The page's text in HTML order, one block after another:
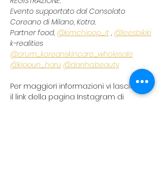
Evento supportato dal Consolato
Coreano di Milano, Kotra.
Partner food, @kimchipop_it , @leesbikiki
k-realities
@orum_koreanskincare_wholesale
@kippun_haru @danha.beauty
Per maggiori informazioni vi lasciamo
il link della pagina Instagram di